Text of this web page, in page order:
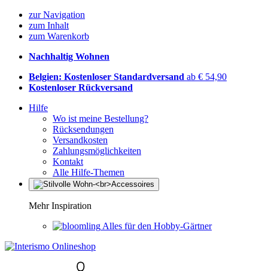
zur Navigation
zum Inhalt
zum Warenkorb
Nachhaltig Wohnen
Belgien: Kostenloser Standardversand ab € 54,90
Kostenloser Rückversand
Hilfe
Wo ist meine Bestellung?
Rücksendungen
Versandkosten
Zahlungsmöglichkeiten
Kontakt
Alle Hilfe-Themen
Mehr Inspiration
Alles für den Hobby-Gärtner